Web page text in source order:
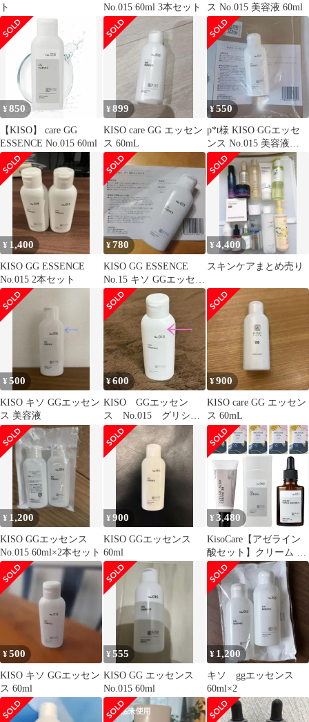
ト
No.015 60ml 3本セット
ス No.015 美容液 60ml
¥ 850
【KISO】 care GG
ESSENCE No.015 60ml
¥899
KISO care GG エッセン
ス 60mL
¥550
p*t様 KISO GGエッセ
ンス No.015 美容液
60ml
¥ 1,400
KISO GG ESSENCE
No.015 2本セット
¥780
KISO GG ESSENCE
No.15 キソ GGエッセン
ス 60ml
¥4,400
スキンケアまとめ売り
¥500
KISO キソ GGエッセン
ス 美容液
¥600
KISO GGエッセン
ス No.015 グリシル
グリシン 6％配合美容
水
¥900
KISO care GG エッセン
ス 60mL
¥ 1,200
KISO GGエッセンス
No.015 60ml×2本セット
¥900
KISO GGエッセンス
60ml
¥ 3,480
KisoCare【アゼライン
酸セット】クリーム 美
容液 化粧水 パック 計4
種8
¥500
KISO キソ GGエッセン
ス 60ml
¥555
KISO GG エッセンス
No.015 60ml
¥ 1,200
キソ ggエッセンス
60ml×2